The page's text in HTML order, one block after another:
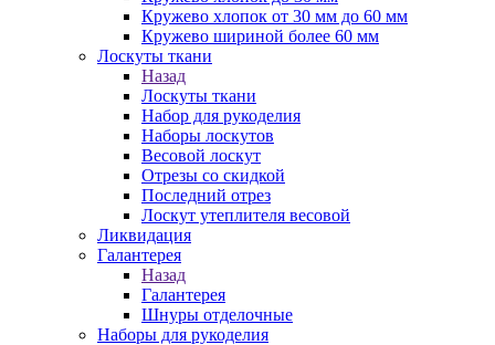
Кружево хлопок от 30 мм до 60 мм
Кружево шириной более 60 мм
Лоскуты ткани
Назад
Лоскуты ткани
Набор для рукоделия
Наборы лоскутов
Весовой лоскут
Отрезы со скидкой
Последний отрез
Лоскут утеплителя весовой
Ликвидация
Галантерея
Назад
Галантерея
Шнуры отделочные
Наборы для рукоделия